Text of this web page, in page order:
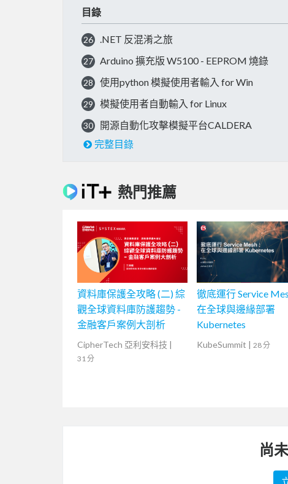
目錄
26 .NET 反混淆之旅
27 Arduino 擴充版 W5100 - EEPROM 燒錄
28 使用python 模擬使用者輸入 for Win
29 模擬使用者自動輸入 for Linux
30
開源自動化攻擊模擬平台CALDERA
完整目錄
熱門推薦
資料庫保護全攻略 (二) 綜
觀全球資料庫防護趨勢 -
金融客戶案例大剖析
CipherTech 亞利安科技 |
31 分
徹底運行 Service
在全球與邊緣部署
Kubernetes
KubeSummit | 28 分
尚